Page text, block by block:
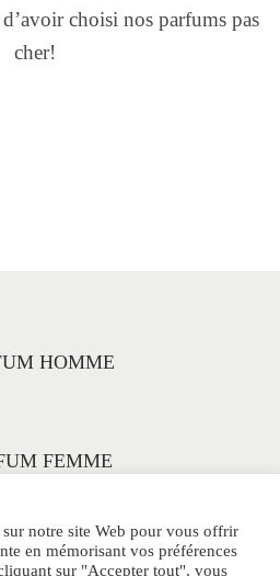
choisi nos parfums pas
cher!
HOMME
FEMME
notre site Web pour vous offrir
en mémorisant vos préférences
sur "Accepter tout", vous